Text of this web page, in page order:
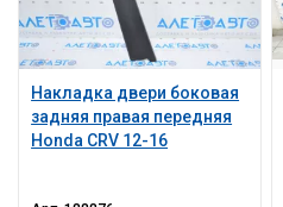
Накладка двери боковая
задняя правая передняя
Honda CRV 12-16